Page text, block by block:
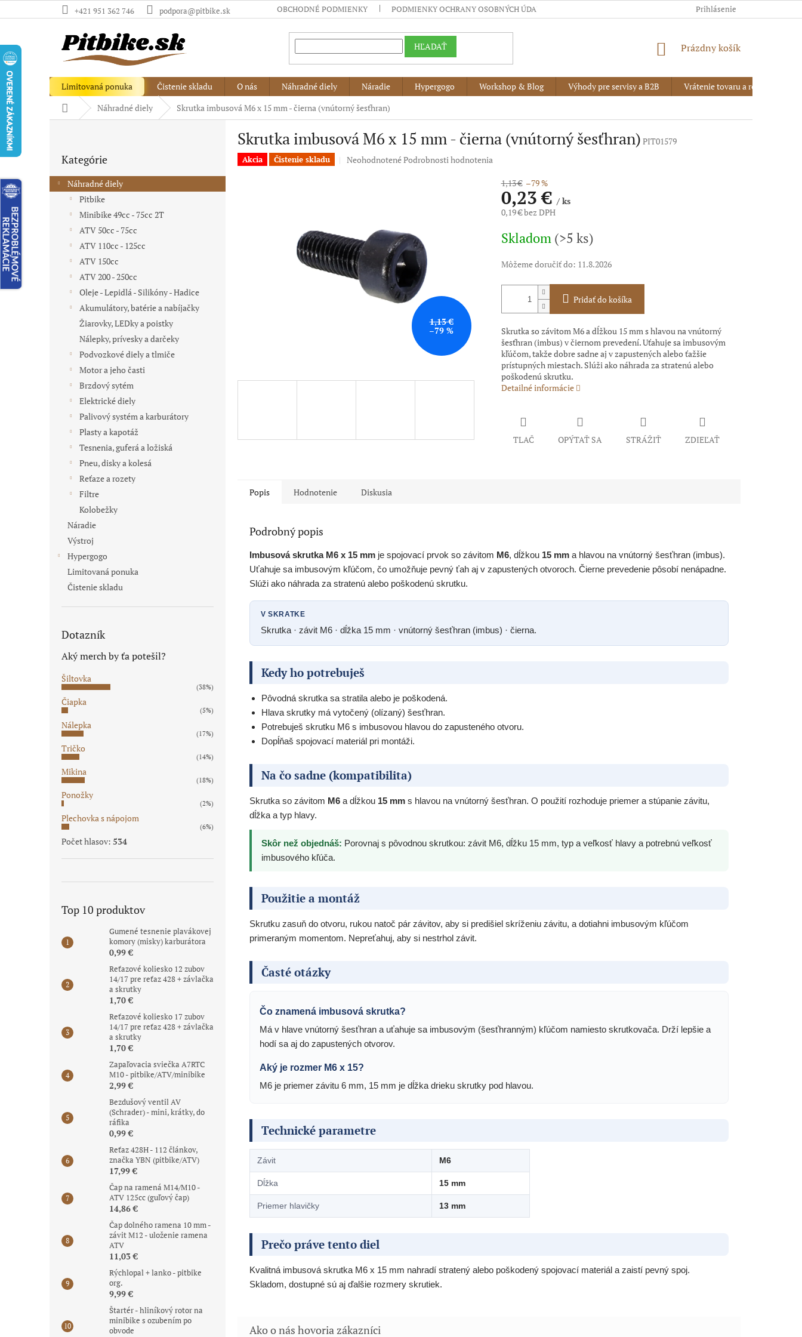
na
+421 951 362 746 podpora@pitbike.sk OBCHODNÉ PODMIENKY PODMIENKY OCHRANY OSOBNÝCH ÚDAJOV Prihlásenie
HĽADAŤ
NÁKUPNÝ
Prázdny košík
Limitovaná ponuka Čistenie skladu O nás Náhradné diely Náradie Hypergogo Workshop & Blog Výhody pre servisy a B2B
Vrátenie tovaru a reklamácia
DomovNáhradné diely Skrutka imbusová M6 x 15 mm - čierna (vnútorný šesťhran)
ý
p
kategórie
Kategórie
Náhradné diely
Pitbike
Minibike 49cc - 75cc 2T
ATV 50cc - 75cc
ATV 110cc - 125cc
ATV 150cc
ATV 200 - 250cc
Oleje - Lepidlá - Silikóny - Hadice
Akumulátory, batérie a nabíjačky
Žiarovky, LEDky a poistky
Nálepky, prívesky a darčeky
Podvozkové diely a tlmiče
Motor a jeho časti
Brzdový sytém
Elektrické diely
Palivový systém a karburátory
Plasty a kapotáž
Tesnenia, guferá a ložiská
Pneu, disky a kolesá
Reťaze a rozety
Filtre
Kolobežky
Náradie
Výstroj
Hypergogo
Limitovaná ponuka
Čistenie skladu
Dotazník
Aký merch by ťa potešil?
Šiltovka
(38%)
Čiapka
(5%)
Nálepka
(17%)
Tričko
(14%)
Mikina
(18%)
Ponožky
(2%)
Plechovka s nápojom
(6%)
Počet hlasov: 534
Top 10 produktov
Gumené tesnenie plavákovej
komory (misky) karburátora
0,99 €
Reťazové koliesko 12 zubov
14/17 pre reťaz 428 + závlačka
a skrutky
1,70 €
Reťazové koliesko 17 zubov
14/17 pre reťaz 428 + závlačka
a skrutky
1,70 €
Zapaľovacia sviečka A7RTC
M10 - pitbike/ATV/minibike
2,99 €
Bezdušový ventil AV
(Schrader) - mini, krátky, do
ráfika
0,99 €
Reťaz 428H - 112 článkov,
značka YBN (pitbike/ATV)
17,99 €
Čap na ramená M14/M10 -
ATV 125cc (guľový čap)
14,86 €
Čap dolného ramena 10 mm -
závit M12 - uloženie ramena
ATV
11,03 €
Rýchlopal + lanko - pitbike
org.
9,99 €
Štartér - hliníkový rotor na
minibike s ozubením po
obvode
Skrutka imbusová M6 x 15 mm - čierna (vnútorný šesťhran) PIT01579
Akcia Čistenie skladu
Priemerné
hviezdičiek.
NeohodnotenéPodrobnosti hodnotenia
1,13 €
–79 %
1,13 € –79 %
0,23 €/ ks
0,19 € bez DPH
cena:
Skladom (>5 ks)
Môžeme doručiť do: 11.8.2026
Pridať do košíka
Skrutka so závitom M6 a dĺžkou 15 mm s hlavou na vnútorný
šesťhran (imbus) v čiernom prevedení. Uťahuje sa imbusovým
kľúčom, takže dobre sadne aj v zapustených alebo ťažšie
prístupných miestach. Slúži ako náhrada za stratenú alebo
poškodenú skrutku.
Detailné informácie
TLAČ OPÝTAŤ SA STRÁŽIŤ ZDIEĽAŤ
Popis Hodnotenie Diskusia
Podrobný popis
Imbusová skrutka M6 x 15 mm je spojovací prvok so závitom M6, dĺžkou 15 mm a hlavou na vnútorný šesťhran (imbus).
Uťahuje sa imbusovým kľúčom, čo umožňuje pevný ťah aj v zapustených otvoroch. Čierne prevedenie pôsobí nenápadne.
Slúži ako náhrada za stratenú alebo poškodenú skrutku.
V SKRATKE
Skrutka · závit M6 · dĺžka 15 mm · vnútorný šesťhran (imbus) · čierna.
Kedy ho potrebuješ
Pôvodná skrutka sa stratila alebo je poškodená.
Hlava skrutky má vytočený (olízaný) šesťhran.
Potrebuješ skrutku M6 s imbusovou hlavou do zapusteného otvoru.
Dopĺňaš spojovací materiál pri montáži.
Na čo sadne (kompatibilita)
Skrutka so závitom M6 a dĺžkou 15 mm s hlavou na vnútorný šesťhran. O použití rozhoduje priemer a stúpanie závitu,
dĺžka a typ hlavy.
Skôr než objednáš: Porovnaj s pôvodnou skrutkou: závit M6, dĺžku 15 mm, typ a veľkosť hlavy a potrebnú veľkosť
imbusového kľúča.
Použitie a montáž
Skrutku zasuň do otvoru, rukou natoč pár závitov, aby si predišiel skríženiu závitu, a dotiahni imbusovým kľúčom
primeraným momentom. Nepreťahuj, aby si nestrhol závit.
Časté otázky
Čo znamená imbusová skrutka?
Má v hlave vnútorný šesťhran a uťahuje sa imbusovým (šesťhranným) kľúčom namiesto skrutkovača. Drží lepšie a
hodí sa aj do zapustených otvorov.
Aký je rozmer M6 x 15?
M6 je priemer závitu 6 mm, 15 mm je dĺžka drieku skrutky pod hlavou.
Technické parametre
Závit M6
Dĺžka 15 mm
Priemer hlavičky 13 mm
Prečo práve tento diel
Kvalitná imbusová skrutka M6 x 15 mm nahradí stratený alebo poškodený spojovací materiál a zaistí pevný spoj.
Skladom, dostupné sú aj ďalšie rozmery skrutiek.